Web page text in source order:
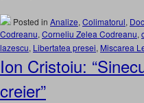
Posted in Analize, Colimatorul,
Codreanu, Corneliu Zelea Codreanu,
lazescu, Libertatea presei, Miscarea
Ion Cristoiu:
creier”